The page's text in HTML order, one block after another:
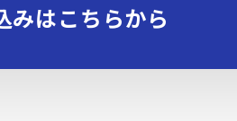
みはこちらから